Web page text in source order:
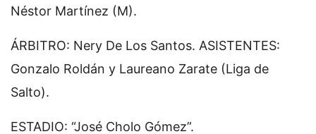
Néstor Martínez (M).
ÁRBITRO: Nery De Los Santos. ASISTENTES:
Gonzalo Roldán y Laureano Zarate (Liga de
Salto).
ESTADIO: “José Cholo Gómez”.